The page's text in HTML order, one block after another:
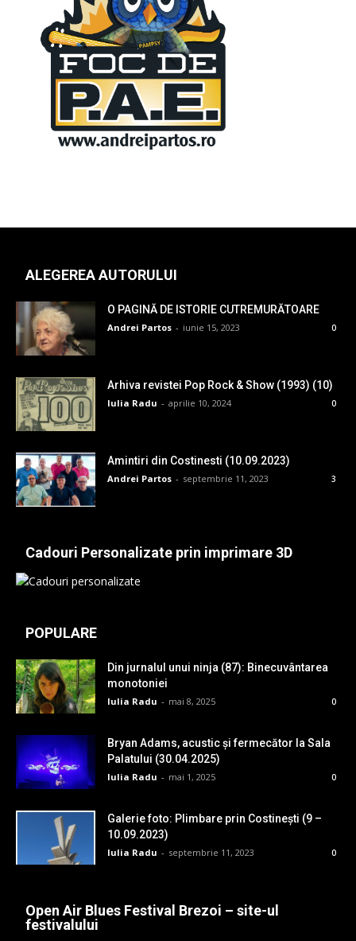
ALEGEREA AUTORULUI
O PAGINĂ DE ISTORIE CUTREMURĂTOARE
Andrei Partos - iunie 15, 2023 0
Arhiva revistei Pop Rock & Show (1993) (10)
Iulia Radu - aprilie 10, 2024 0
Amintiri din Costinesti (10.09.2023)
Andrei Partos - septembrie 11, 2023 3
Cadouri Personalizate prin imprimare 3D
POPULARE
Din jurnalul unui ninja (87): Binecuvântarea
monotoniei
Iulia Radu - mai 8, 2025 0
Bryan Adams, acustic și fermecător la Sala
Palatului (30.04.2025)
Iulia Radu - mai 1, 2025 0
Galerie foto: Plimbare prin Costinești (9 –
10.09.2023)
Iulia Radu - septembrie 11, 2023 0
Open Air Blues Festival Brezoi – site-ul
festivalului